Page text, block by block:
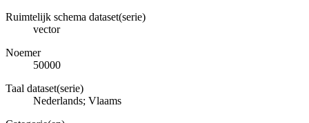
Ruimtelijk schema dataset(serie)
vector
Noemer
50000
Taal dataset(serie)
Nederlands; Vlaams